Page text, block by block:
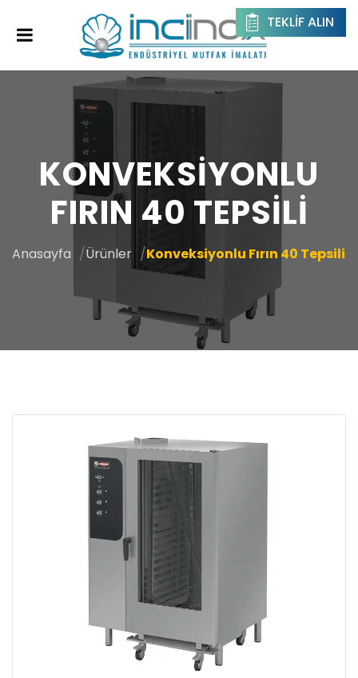
TEKLIF ALIN
KONVEKSIYONLU
FIRIN 40 TEPSILI
Anasayfa Ürünler Konveksiyonlu Fırın 40 Tepsili